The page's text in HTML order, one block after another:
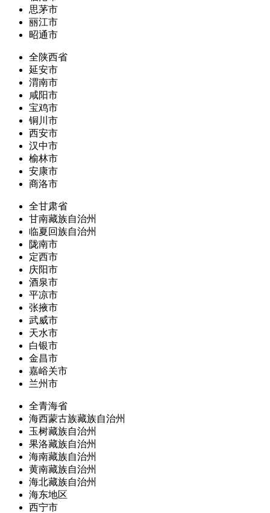
思茅市
丽江市
昭通市
全陕西省
延安市
渭南市
咸阳市
宝鸡市
铜川市
西安市
汉中市
榆林市
安康市
商洛市
全甘肃省
甘南藏族自治州
临夏回族自治州
陇南市
定西市
庆阳市
酒泉市
平凉市
张掖市
武威市
天水市
白银市
金昌市
嘉峪关市
兰州市
全青海省
海西蒙古族藏族自治州
玉树藏族自治州
果洛藏族自治州
海南藏族自治州
黄南藏族自治州
海北藏族自治州
海东地区
西宁市